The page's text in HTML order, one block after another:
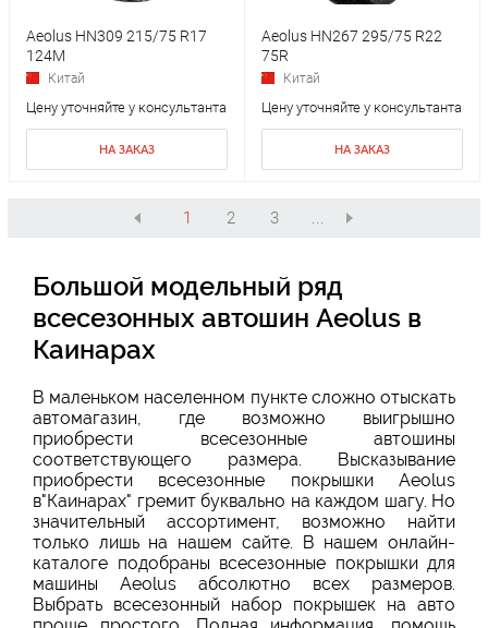
Aeolus HN309 215/75 R17
124M
Китай
Цену уточняйте у консультанта
НА ЗАКАЗ
Aeolus HN267 295/75 R22
75R
Китай
Цену уточняйте у консультанта
НА ЗАКАЗ
1 2 3 ...
Большой модельный ряд
всесезонных автошин Aeolus в
Каинарах
В маленьком населенном пункте сложно отыскать
автомагазин, где возможно выигрышно
приобрести всесезонные автошины
соответствующего размера. Высказывание
приобрести всесезонные покрышки Aeolus
в"Каинарах" гремит буквально на каждом шагу. Но
значительный ассортимент, возможно найти
только лишь на нашем сайте. В нашем онлайн-
каталоге подобраны всесезонные покрышки для
машины Aeolus абсолютно всех размеров.
Выбрать всесезонный набор покрышек на авто